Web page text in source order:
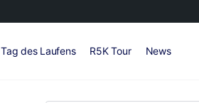
Tag des Laufens R5K Tour News